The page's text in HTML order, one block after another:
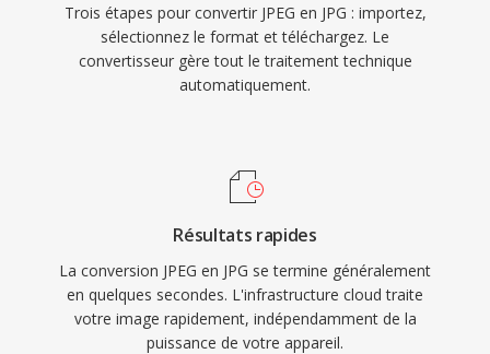
Trois étapes pour convertir JPEG en JPG : importez,
sélectionnez le format et téléchargez. Le
convertisseur gère tout le traitement technique
automatiquement.
Résultats rapides
La conversion JPEG en JPG se termine généralement
en quelques secondes. L'infrastructure cloud traite
votre image rapidement, indépendamment de la
puissance de votre appareil.